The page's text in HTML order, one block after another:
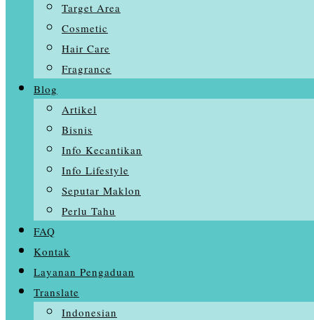
Target Area
Cosmetic
Hair Care
Fragrance
Blog
Artikel
Bisnis
Info Kecantikan
Info Lifestyle
Seputar Maklon
Perlu Tahu
FAQ
Kontak
Layanan Pengaduan
Translate
Indonesian